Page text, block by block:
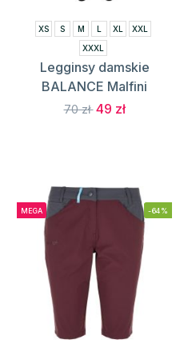
XS S M L XL
XXL
XXXL
Legginsy damskie
BALANCE Malfini
70 zł 49 zł
MEGA -64%